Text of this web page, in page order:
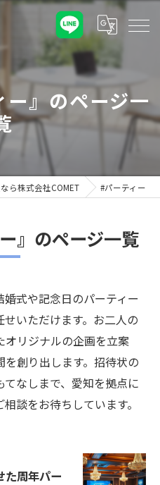
ー』のページ一
ら株式会社COMET #パーティー
』のページ一覧
式や記念日のパーティー
いただけます。お二人の
オリジナルの企画を立案
創り出します。招待状の
なしまで、愛知を拠点に
談をお待ちしています。
た周年パー